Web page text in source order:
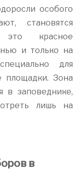
особого
становятся
это красное
и только на
для
площадки. Зона
в заповеднике,
лишь на
в